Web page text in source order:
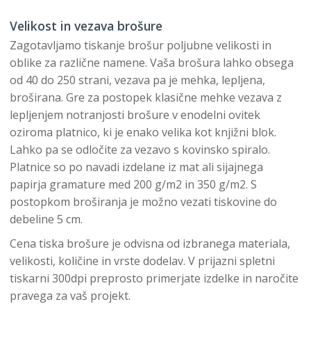
Velikost in vezava brošure
Zagotavljamo tiskanje brošur poljubne velikosti in
oblike za različne namene. Vaša brošura lahko obsega
od 40 do 250 strani, vezava pa je mehka, lepljena,
broširana. Gre za postopek klasične mehke vezava z
lepljenjem notranjosti brošure v enodelni ovitek
oziroma platnico, ki je enako velika kot knjižni blok.
Lahko pa se odločite za vezavo s kovinsko spiralo.
Platnice so po navadi izdelane iz mat ali sijajnega
papirja gramature med 200 g/m2 in 350 g/m2. S
postopkom broširanja je možno vezati tiskovine do
debeline 5 cm.
Cena tiska brošure je odvisna od izbranega materiala,
velikosti, količine in vrste dodelav. V prijazni spletni
tiskarni 300dpi preprosto primerjate izdelke in naročite
pravega za vaš projekt.